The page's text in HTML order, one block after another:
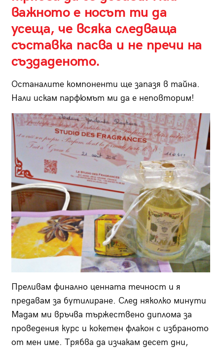
важното е носът ти да
усеща, че всяка следваща
съставка пасва и не пречи на
създаденото.
Останалите компоненти ще запазя в тайна.
Нали искам парфюмът ми да е неповторим!
Преливам финално ценната течност и я
предавам за бутилиране. След няколко минути
Мадам ми връчва тържествено диплома за
проведения курс и кокетен флакон с избраното
от мен име. Трябва да изчакам десет дни,